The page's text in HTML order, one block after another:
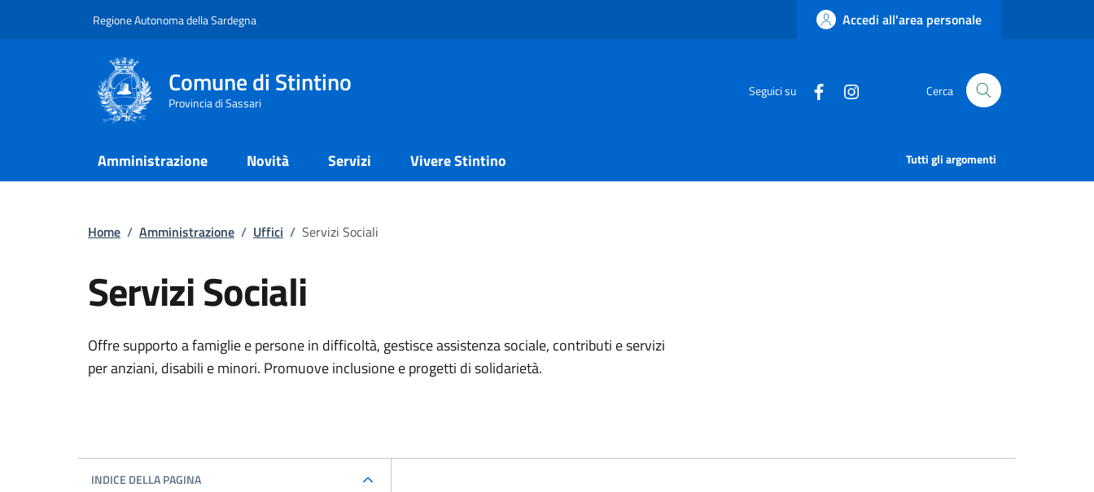
Regione Autonoma della Sardegna Accedi all'area personale
Comune di Stintino
Provincia di Sassari
Seguici su Cerca
Amministrazione Novità Servizi Vivere Stintino Tutti gli argomenti
Home / Amministrazione / Uffici / Servizi Sociali
Servizi Sociali
Offre supporto a famiglie e persone in difficoltà, gestisce assistenza sociale, contributi e servizi
per anziani, disabili e minori. Promuove inclusione e progetti di solidarietà.
INDICE DELLA PAGINA